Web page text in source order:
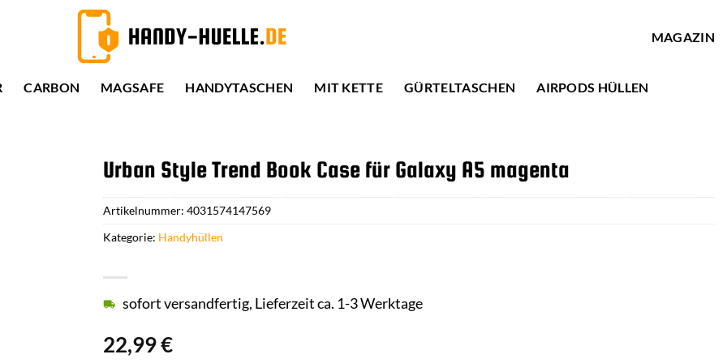
MAGAZIN
CARBON MAGSAFE HANDYTASCHEN MIT KETTE GÜRTELTASCHEN AIRPODS HÜLLEN
Urban Style Trend Book Case für Galaxy A5 magenta
22,99€
sofort versandfertig, Lieferzeit ca. 1-3 Werktage
Artikelnummer: 4031574147569
Kategorie: Handyhüllen